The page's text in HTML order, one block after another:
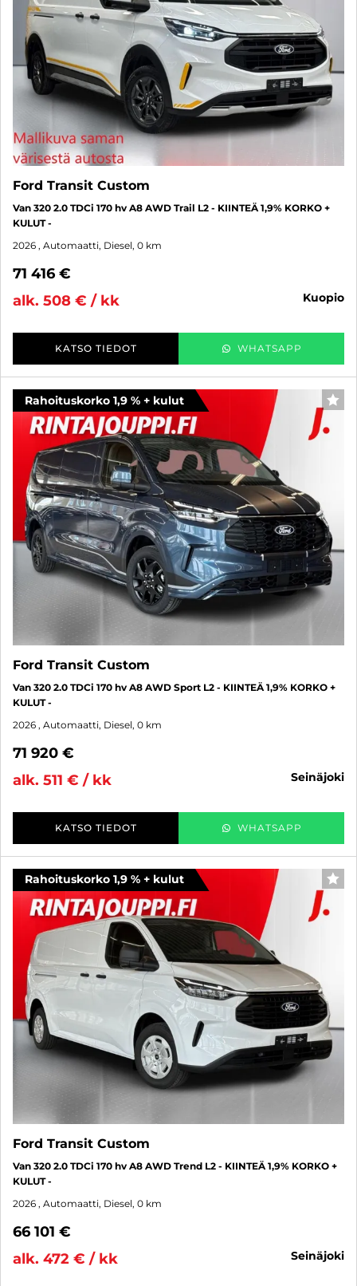
Ford Transit Custom
Van 320 2.0 TDCi 170 hv A8 AWD Trail L2 - KIINTEÄ 1,9% KORKO +
KULUT -
2026 , Automaatti, Diesel, 0 km
71 416 €
alk. 508 € / kk
kuopio
KATSO TIEDOT WHATSAPP
Rahoituskorko 1,9 % + kulut
Ford Transit Custom
Van 320 2.0 TDCi 170 hv A8 AWD Sport L2 - KIINTEÄ 1,9% KORKO +
KULUT -
2026 , Automaatti, Diesel, 0 km
71 920 €
alk. 511 € / kk
seinäjoki
KATSO TIEDOT WHATSAPP
Rahoituskorko 1,9 % + kulut
Ford Transit Custom
Van 320 2.0 TDCi 170 hv A8 AWD Trend L2 - KIINTEÄ 1,9% KORKO +
KULUT -
2026 , Automaatti, Diesel, 0 km
66 101 €
alk. 472 € / kk
seinäjoki